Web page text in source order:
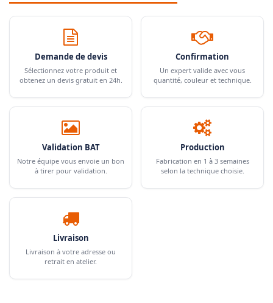
Demande de devis
Sélectionnez votre produit et
obtenez un devis gratuit en 24h.
Confirmation
Un expert valide avec vous
quantité, couleur et technique.
Validation BAT
Notre équipe vous envoie un bon
à tirer pour validation.
Production
Fabrication en 1 à 3 semaines
selon la technique choisie.
Livraison
Livraison à votre adresse ou
retrait en atelier.